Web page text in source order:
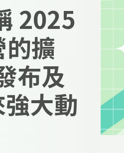
2025
擴
布及
大動